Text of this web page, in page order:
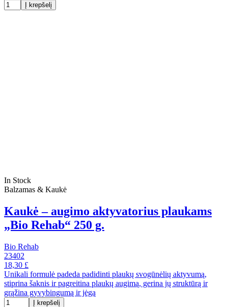
Į krepšelį
In Stock
Balzamas & Kaukė
Kaukė – augimo aktyvatorius plaukams
„Bio Rehab“ 250 g.
Bio Rehab
23402
18,30 £
Unikali formulė padeda padidinti plaukų svogūnėlių aktyvumą,
stiprina šaknis ir pagreitina plaukų augimą, gerina jų struktūrą ir
grąžina gyvybingumą ir jėgą
Į krepšelį